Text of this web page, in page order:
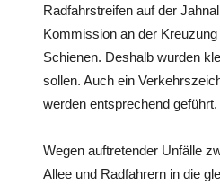
Radfahrstreifen auf der
Kommission an der
Schienen. Deshalb wurden
sollen. Auch ein
werden entsprechend geführt.
Wegen auftretender Unfälle
Allee und Radfahrern in die